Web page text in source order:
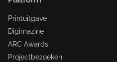
Printuitgave
Digimazine
ARC Awards
Projectbezoeken